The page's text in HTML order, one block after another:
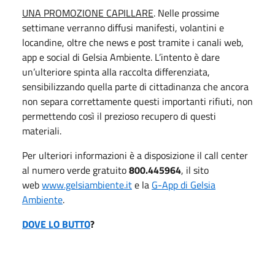
UNA PROMOZIONE CAPILLARE. Nelle prossime
settimane verranno diffusi manifesti, volantini e
locandine, oltre che news e post tramite i canali web,
app e social di Gelsia Ambiente. L’intento è dare
un’ulteriore spinta alla raccolta differenziata,
sensibilizzando quella parte di cittadinanza che ancora
non separa correttamente questi importanti rifiuti, non
permettendo così il prezioso recupero di questi
materiali.
Per ulteriori informazioni è a disposizione il call center
al numero verde gratuito800.445964, il sito
webwww.gelsiambiente.ite la G-App di Gelsia
Ambiente.
DOVE LO BUTTO?